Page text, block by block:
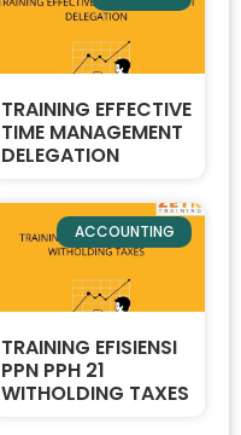
TRAINING EFFECTIVE
TIME MANAGEMENT
DELEGATION
ACCOUNTING
TRAINING EFISIENSI
PPN PPH 21
WITHOLDING TAXES